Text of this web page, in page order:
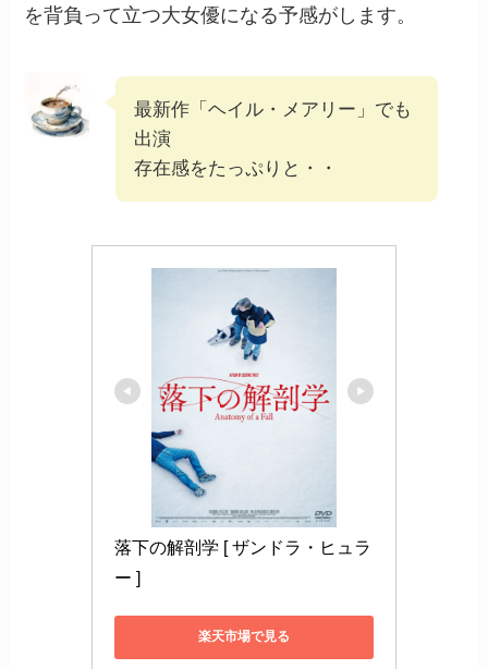
を背負って立つ大女優になる予感がします。
最新作「ヘイル・メアリー」でも
出演
存在感をたっぷりと・・
落下の解剖学 [ ザンドラ・ヒュラ
ー ]
楽天市場で見る